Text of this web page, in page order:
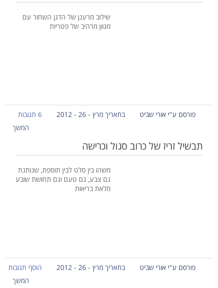
שילוב מרענן של הדגן השחור עם
מגוון מרהיב של פטריות
פורסם ע"י אורי שביט בתאריך מרץ - 26 - 2012
6 תגובות
המשך
תבשיל זריז של כרוב סגול וכרישה
משהו בין סלט לבין תוספת, שנותנת
גם צבע, גם טעם וגם תחושת שובע
מלאת בריאות
פורסם ע"י אורי שביט בתאריך מרץ - 26 - 2012
הוסף תגובות
המשך